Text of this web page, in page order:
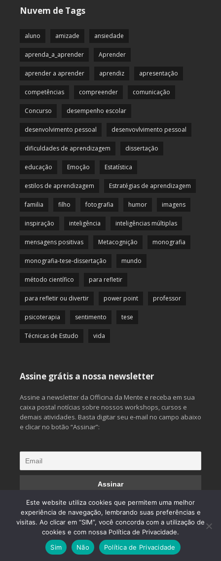
Nuvem de Tags
aluno amizade ansiedade
aprenda_a_aprender Aprender
aprender a aprender aprendiz apresentação
competências compreender comunicação
Concurso desempenho escolar
desenvolvimento pessoal desenvovlvimento pessoal
dificuldades de aprendizagem dissertação
educação Emoção Estatística
estilos de aprendizagem Estratégias de aprendizagem
familia filho fotografia humor imagens
inspiração inteligência inteligências múltiplas
mensagens positivas Metacognição monografia
monografia-tese-dissertação mundo
método científico para refletir
para refletir ou divertir power point professor
psicoterapia sentimento tese
Técnicas de Estudo vida
Assine grátis a nossa newsletter
Assine a newsletter da Officina da Mente e receba em sua
caixa postal notícias sobre nossos workshops, cursos e
demais atividades. Basta digitar seu e-mail no campo abaixo
e clicar no botão “Assinar”:
© 2013 Officina da Mente. Todos os direitos reservados.
Desenvolvido porCliqueAqui Comunicação Interativa
Este website utiliza cookies que permitem uma melhor
experiência de navegação, lembrando suas preferências e
visitas. Ao clicar em “SIM”, você concorda com a utilização de
cookies e com nossa Política de Privacidade.
Sim
Não Política de Privacidade